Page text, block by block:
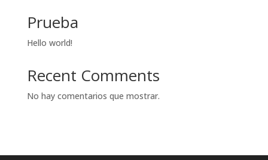
Prueba
Hello world!
Recent Comments
No hay comentarios que mostrar.